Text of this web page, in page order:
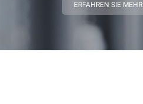
ERFAHREN SIE MEHR